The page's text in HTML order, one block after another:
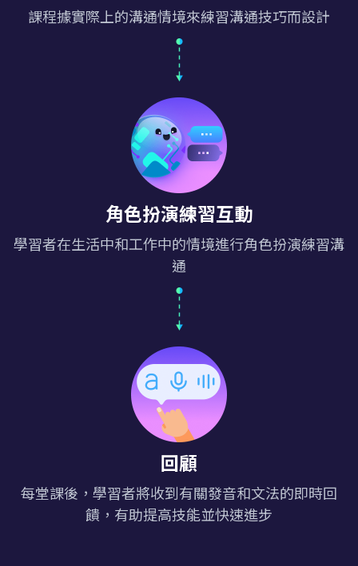
課程據實際上的溝通情境來練習溝通技巧而設計
角色扮演練習互動
學習者在生活中和工作中的情境進行角色扮演練習溝
通
回顧
每堂課後，學習者將收到有關發音和文法的即時回
饋，有助提高技能並快速進步